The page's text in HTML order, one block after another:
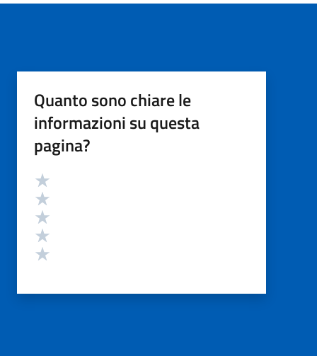
Quanto sono chiare le
informazioni su questa
pagina?
Valutazione